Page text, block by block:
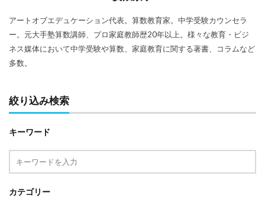
アートオブエデュケーション代表。算数教育家。中学受験カウンセラ
ー。元大手塾算数講師、プロ家庭教師歴20年以上。様々な教育・ビジ
ネス媒体において中学受験や算数、家庭教育に関する著書、コラムなど
多数。
絞り込み検索
キーワード
カテゴリー